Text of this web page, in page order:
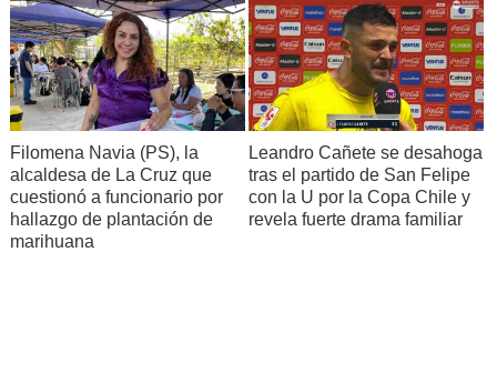
Filomena Navia (PS), la
alcaldesa de La Cruz que
cuestionó a funcionario por
hallazgo de plantación de
marihuana
Leandro Cañete se desahoga
tras el partido de San Felipe
con la U por la Copa Chile y
revela fuerte drama familiar